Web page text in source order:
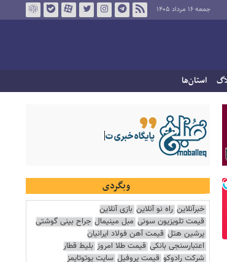
جمعه ۱۶ مرداد ۱۴۰۵
استان‌ها
وبگردی
خبرآنلاین راه نو آنلاین بازی آنلاین
قیمت تلویزیون سونی مبل مینیمال جراح بینی گوشتی
پرشین هتل قیمت آهن فولاد ایرانیان
اعتبارسنجی بانکی قیمت طلا امروز بلیط قطار
شرکت رادوکو قیمت پروفیل سایت یوتوتایمز